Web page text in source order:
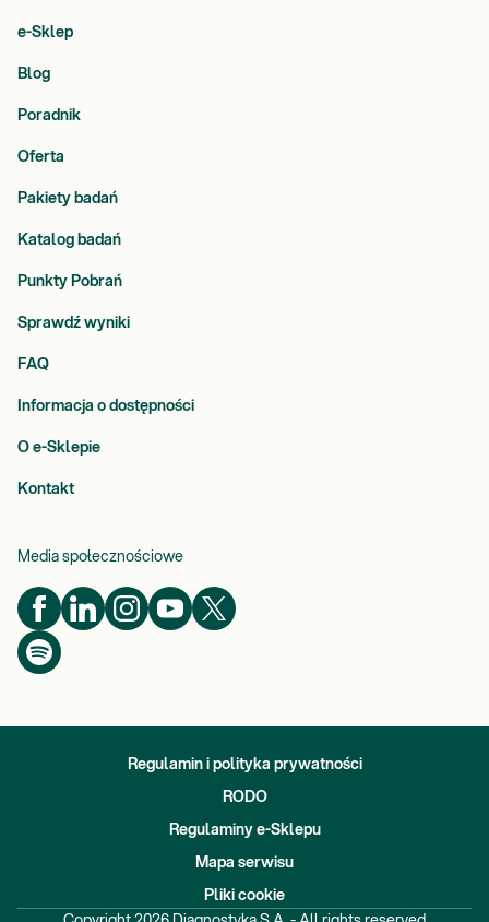
e-Sklep
Blog
Poradnik
Oferta
Pakiety badań
Katalog badań
Punkty Pobrań
Sprawdź wyniki
FAQ
Informacja o dostępności
O e-Sklepie
Kontakt
Media społecznościowe
Regulamin i polityka prywatności
RODO
Regulaminy e-Sklepu
Mapa serwisu
Pliki cookie